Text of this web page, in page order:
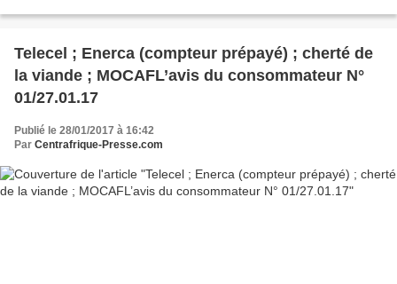
Telecel ; Enerca (compteur prépayé) ; cherté de
la viande ; MOCAFL’avis du consommateur N°
01/27.01.17
Publié le 28/01/2017 à 16:42
Par Centrafrique-Presse.com